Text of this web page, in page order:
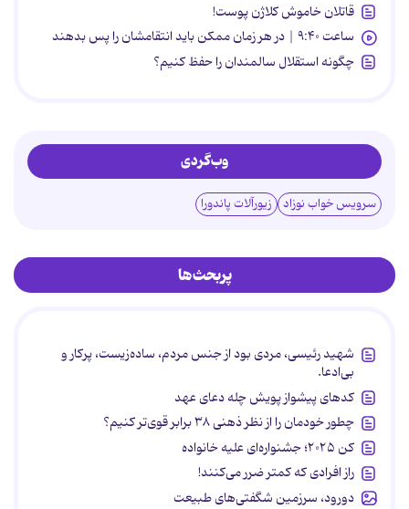
قاتلان خاموش کلاژن پوست!
ساعت ۹:۴۰ | در هر زمان ممکن باید انتقامشان را پس بدهند
چگونه استقلال سالمندان را حفظ کنیم؟
وب‌گردی
سرویس خواب نوزاد زیورآلات پاندورا
پربحث‌ها
شهید رئیسی، مردی بود از جنس مردم، ساده‌زیست، پرکار و
بی‌ادعا.
کدهای پیشواز پویش چله دعای عهد
چطور خودمان را از نظر ذهنی ۳۸ برابر قوی‌تر کنیم؟
کن ۲۰۲۵؛ جشنواره‌ای علیه خانواده
راز افرادی که کمتر ضرر می‌کنند!
دورود، سرزمین شگفتی‌های طبیعت